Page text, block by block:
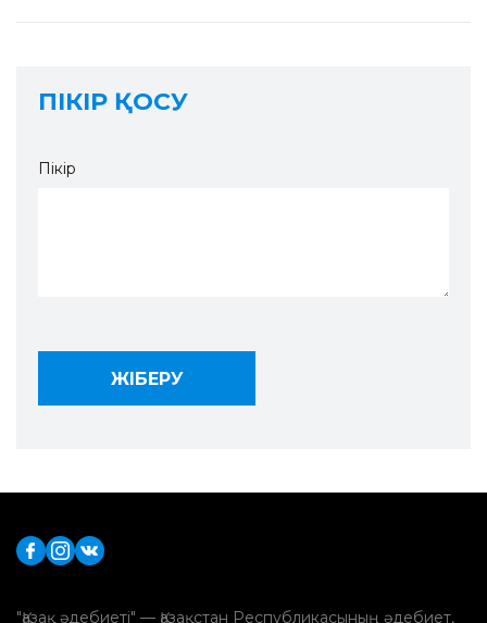
ПІКІР ҚОСУ
Пікір
"Қазақ әдебиеті" — Қазақстан Республикасының әдебиет,